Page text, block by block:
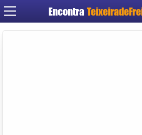
Encontra
Cadastrar